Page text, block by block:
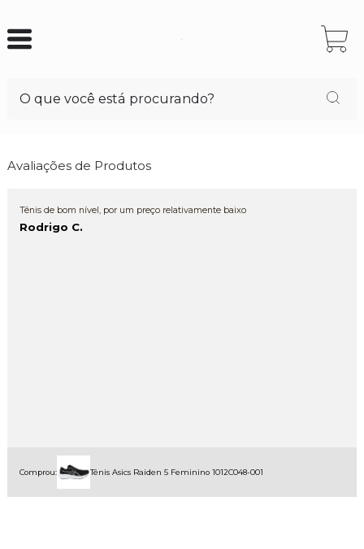
Avaliações de Produtos
Tênis de bom nível, por um preço relativamente baixo
Rodrigo C.
Comprou: Tênis Asics Raiden 5 Feminino 1012C048-001